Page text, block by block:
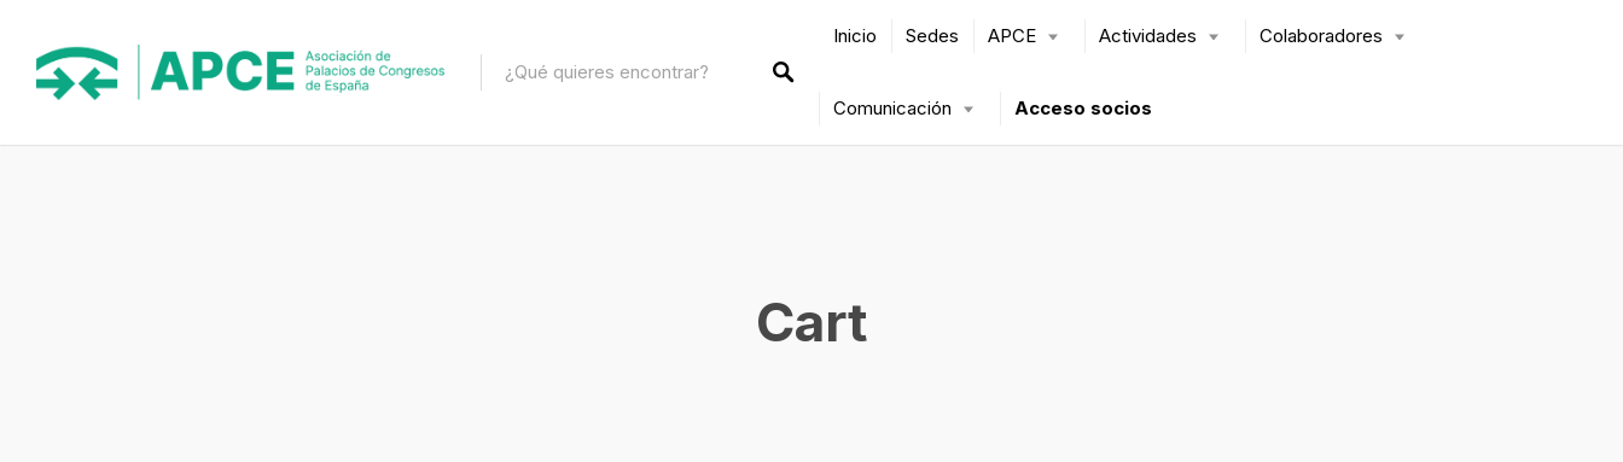
Inicio Sedes APCE Actividades Colaboradores
Comunicación Acceso socios
Cart